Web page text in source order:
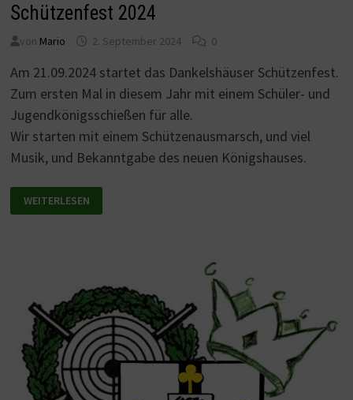
Schützenfest 2024
von Mario 2. September 2024 0
Am 21.09.2024 startet das Dankelshäuser Schützenfest.
Zum ersten Mal in diesem Jahr mit einem Schüler- und
Jugendkönigsschießen für alle.
Wir starten mit einem Schützenausmarsch, und viel
Musik, und Bekanntgabe des neuen Königshauses.
SCHÜTZENFEST
2024
WEITERLESEN